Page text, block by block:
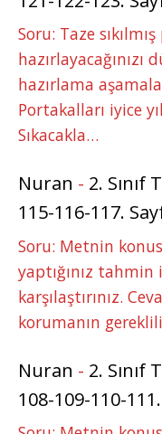
Soru: Taze
hazırlama
Portakalları iyice
Sıkacakla…
Nuran - 2. Sınıf
115-116-117.
Soru: Metnin
yaptığınız
karşılaştırınız.
korumanın
Nuran - 2. Sınıf
108-109-110-